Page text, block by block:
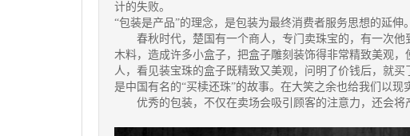
计的失败。
“包装是产品”的理念，是包装为最终消费者服务思想的延
春秋时代，楚国有一个商人，专门卖珠宝的，有一次他
木料，造成许多小盒子，把盒子雕刻装饰得非常精致美观
人，看见装宝珠的盒子既精致又美观，问明了价钱后，就
是中国有名的“买椟还珠”的故事。在大笑之余也给我们以现
优秀的包装，不仅在卖场会吸引顾客的注意力，还会将